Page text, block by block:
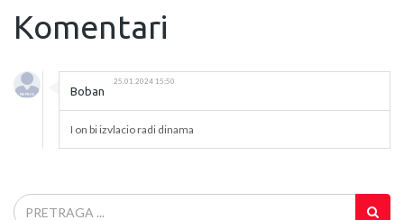
Komentari
Boban
25.01.2024 15:50
I on bi izvlacio radi dinama